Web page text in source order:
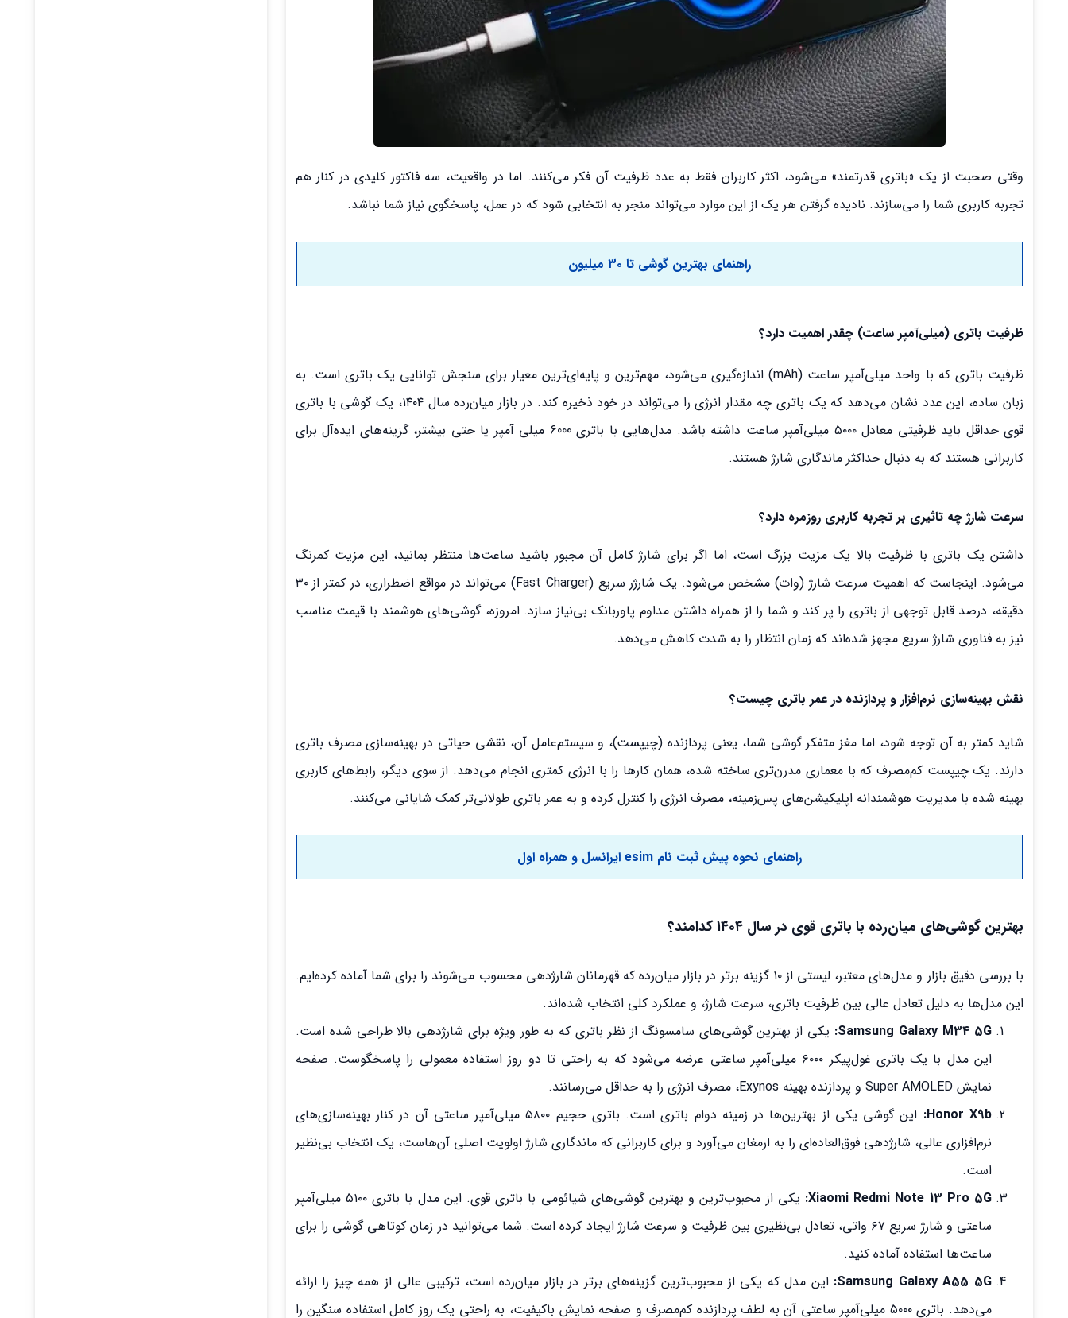
وقتی صحبت از یک «باتری قدرتمند» می‌شود، اکثر کاربران فقط به عدد ظرفیت آن فکر می‌کنند. اما در واقعیت، سه فاکتور کلیدی در کنار هم
تجربه کاربری شما را می‌سازند. نادیده گرفتن هر یک از این موارد می‌تواند منجر به انتخابی شود که در عمل، پاسخگوی نیاز شما نباشد.
راهنمای بهترین گوشی تا ۳۰ میلیون
ظرفیت باتری (میلی‌آمپر ساعت) چقدر اهمیت دارد؟
ظرفیت باتری که با واحد میلی‌آمپر ساعت (mAh) اندازه‌گیری می‌شود، مهم‌ترین و پایه‌ای‌ترین معیار برای سنجش توانایی یک باتری است. به
زبان ساده، این عدد نشان می‌دهد که یک باتری چه مقدار انرژی را می‌تواند در خود ذخیره کند. در بازار میان‌رده سال ۱۴۰۴، یک گوشی با باتری
قوی حداقل باید ظرفیتی معادل ۵۰۰۰ میلی‌آمپر ساعت داشته باشد. مدل‌هایی با باتری 6000 میلی آمپر یا حتی بیشتر، گزینه‌های ایده‌آل برای
کاربرانی هستند که به دنبال حداکثر ماندگاری شارژ هستند.
سرعت شارژ چه تاثیری بر تجربه کاربری روزمره دارد؟
داشتن یک باتری با ظرفیت بالا یک مزیت بزرگ است، اما اگر برای شارژ کامل آن مجبور باشید ساعت‌ها منتظر بمانید، این مزیت کمرنگ
می‌شود. اینجاست که اهمیت سرعت شارژ (وات) مشخص می‌شود. یک شارژر سریع (Fast Charger) می‌تواند در مواقع اضطراری، در کمتر از ۳۰
دقیقه، درصد قابل توجهی از باتری را پر کند و شما را از همراه داشتن مداوم پاوربانک بی‌نیاز سازد. امروزه، گوشی‌های هوشمند با قیمت مناسب
نیز به فناوری شارژ سریع مجهز شده‌اند که زمان انتظار را به شدت کاهش می‌دهد.
نقش بهینه‌سازی نرم‌افزار و پردازنده در عمر باتری چیست؟
شاید کمتر به آن توجه شود، اما مغز متفکر گوشی شما، یعنی پردازنده (چیپست)، و سیستم‌عامل آن، نقشی حیاتی در بهینه‌سازی مصرف باتری
دارند. یک چیپست کم‌مصرف که با معماری مدرن‌تری ساخته شده، همان کارها را با انرژی کمتری انجام می‌دهد. از سوی دیگر، رابط‌های کاربری
بهینه شده با مدیریت هوشمندانه اپلیکیشن‌های پس‌زمینه، مصرف انرژی را کنترل کرده و به عمر باتری طولانی‌تر کمک شایانی می‌کنند.
راهنمای نحوه پیش ثبت نام esim ایرانسل و همراه اول
بهترین گوشی‌های میان‌رده با باتری قوی در سال ۱۴۰۴ کدامند؟
با بررسی دقیق بازار و مدل‌های معتبر، لیستی از ۱۰ گزینه برتر در بازار میان‌رده که قهرمانان شارژدهی محسوب می‌شوند را برای شما آماده کرده‌ایم.
این مدل‌ها به دلیل تعادل عالی بین ظرفیت باتری، سرعت شارژ، و عملکرد کلی انتخاب شده‌اند.
Samsung Galaxy M34 5G: یکی از بهترین گوشی‌های سامسونگ از نظر باتری که به طور ویژه برای شارژدهی بالا طراحی شده است.
این مدل با یک باتری غول‌پیکر ۶۰۰۰ میلی‌آمپر ساعتی عرضه می‌شود که به راحتی تا دو روز استفاده معمولی را پاسخگوست. صفحه
نمایش Super AMOLED و پردازنده بهینه Exynos، مصرف انرژی را به حداقل می‌رسانند.
Honor X9b:
این گوشی یکی از بهترین‌ها در زمینه دوام باتری است. باتری حجیم ۵۸۰۰ میلی‌آمپر ساعتی آن در کنار بهینه‌سازی‌های
نرم‌افزاری عالی، شارژدهی فوق‌العاده‌ای را به ارمغان می‌آورد و برای کاربرانی که ماندگاری شارژ اولویت اصلی آن‌هاست، یک انتخاب بی‌نظیر
است.
Xiaomi Redmi Note 13 Pro 5G:
یکی از محبوب‌ترین و بهترین گوشی‌های شیائومی با باتری قوی. این مدل با باتری ۵۱۰۰ میلی‌آمپر
ساعتی و شارژ سریع ۶۷ واتی، تعادل بی‌نظیری بین ظرفیت و سرعت شارژ ایجاد کرده است. شما می‌توانید در زمان کوتاهی گوشی را برای
ساعت‌ها استفاده آماده کنید.
Samsung Galaxy A55 5G: این مدل که یکی از محبوب‌ترین گزینه‌های برتر در بازار میان‌رده است، ترکیبی عالی از همه چیز را ارائه
می‌دهد. باتری ۵۰۰۰ میلی‌آمپر ساعتی آن به لطف پردازنده کم‌مصرف و صفحه نمایش باکیفیت، به راحتی یک روز کامل استفاده سنگین را